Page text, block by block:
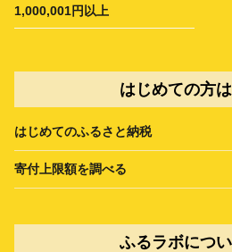
1,000,001円以上
はじめての方
はじめてのふるさと納税
寄付上限額を調べる
ふるラボにつ